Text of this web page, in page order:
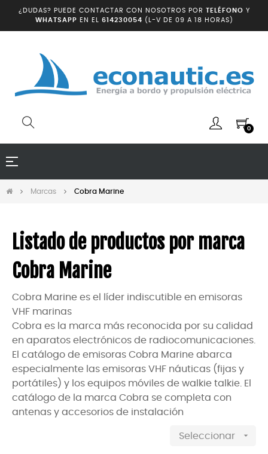
¿DUDAS? PUEDE CONTACTAR CON NOSOTROS POR TELÉFONO Y
WHATSAPP EN EL 614230054 (L-V DE 09 A 18 HORAS)
0
Navegación
☰
Marcas Cobra Marine
Listado de productos por marca
Cobra Marine
Cobra Marine es el líder indiscutible en emisoras
VHF marinas
Cobra es la marca más reconocida por su calidad
en aparatos electrónicos de radiocomunicaciones.
El catálogo de emisoras Cobra Marine abarca
especialmente las emisoras VHF náuticas (fijas y
portátiles) y los equipos móviles de walkie talkie. El
catálogo de la marca Cobra se completa con
antenas y accesorios de instalación
Seleccionar 